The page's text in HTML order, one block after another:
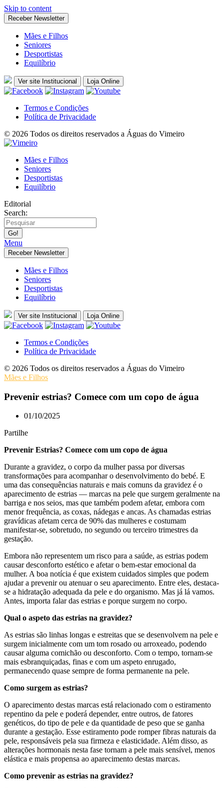
Skip to content
Receber Newsletter
Mães e Filhos
Seniores
Desportistas
Equilíbrio
Ver site Institucional Loja Online
Termos e Condições
Política de Privacidade
© 2026 Todos os direitos reservados a Águas do Vimeiro
Mães e Filhos
Seniores
Desportistas
Equilíbrio
Editorial
Search:
Menu
Receber Newsletter
Mães e Filhos
Seniores
Desportistas
Equilíbrio
Ver site Institucional Loja Online
Termos e Condições
Política de Privacidade
© 2026 Todos os direitos reservados a Águas do Vimeiro
Mães e Filhos
Prevenir estrias? Comece com um copo de água
01/10/2025
Partilhe
Prevenir Estrias? Comece com um copo de água
Durante a gravidez, o corpo da mulher passa por diversas
transformações para acompanhar o desenvolvimento do bebé. E
uma das consequências naturais e mais comuns da gravidez é o
aparecimento de estrias — marcas na pele que surgem geralmente na
barriga e nos seios, mas que também podem afetar, embora com
menor frequência, as coxas, nádegas e ancas. As chamadas estrias
gravídicas afetam cerca de 90% das mulheres e costumam
manifestar-se, sobretudo, no segundo ou terceiro trimestres da
gestação.
Embora não representem um risco para a saúde, as estrias podem
causar desconforto estético e afetar o bem-estar emocional da
mulher. A boa notícia é que existem cuidados simples que podem
ajudar a prevenir ou atenuar o seu aparecimento. Entre eles, destaca-
se a hidratação adequada da pele e do organismo. Mas já lá vamos.
Antes, importa falar das estrias e porque surgem no corpo.
Qual o aspeto das estrias na gravidez?
As estrias são linhas longas e estreitas que se desenvolvem na pele e
surgem inicialmente com um tom rosado ou arroxeado, podendo
causar alguma comichão ou desconforto. Com o tempo, tornam-se
mais esbranquiçadas, finas e com um aspeto enrugado,
permanecendo quase sempre de forma permanente na pele.
Como surgem as estrias?
O aparecimento destas marcas está relacionado com o estiramento
repentino da pele e poderá depender, entre outros, de fatores
genéticos, do tipo de pele e da quantidade de peso que se ganha
durante a gestação. Esse estiramento pode romper fibras naturais da
pele, responsáveis pela sua firmeza e elasticidade. Além disso, as
alterações hormonais nesta fase tornam a pele mais sensível, menos
elástica e mais propensa ao aparecimento destas marcas.
Como prevenir as estrias na gravidez?